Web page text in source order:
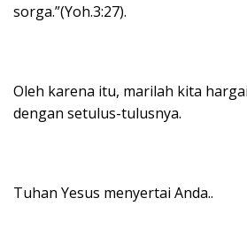
sorga.”(Yoh.3:27).
Oleh karena itu, marilah kita
dengan setulus-tulusnya.
Tuhan Yesus menyertai Anda..